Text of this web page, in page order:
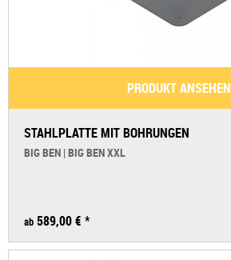
PRODUKT ANSEHEN
STAHLPLATTE MIT BOHRUNGEN
BIG BEN | BIG BEN XXL
ab 589,00 € *